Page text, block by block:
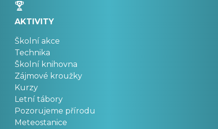
AKTIVITY
Školní akce
Technika
Školní knihovna
Zájmové kroužky
Kurzy
Letní tábory
Pozorujeme přírodu
Meteostanice